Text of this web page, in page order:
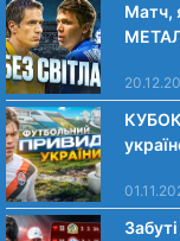
Матч,
КУБОК